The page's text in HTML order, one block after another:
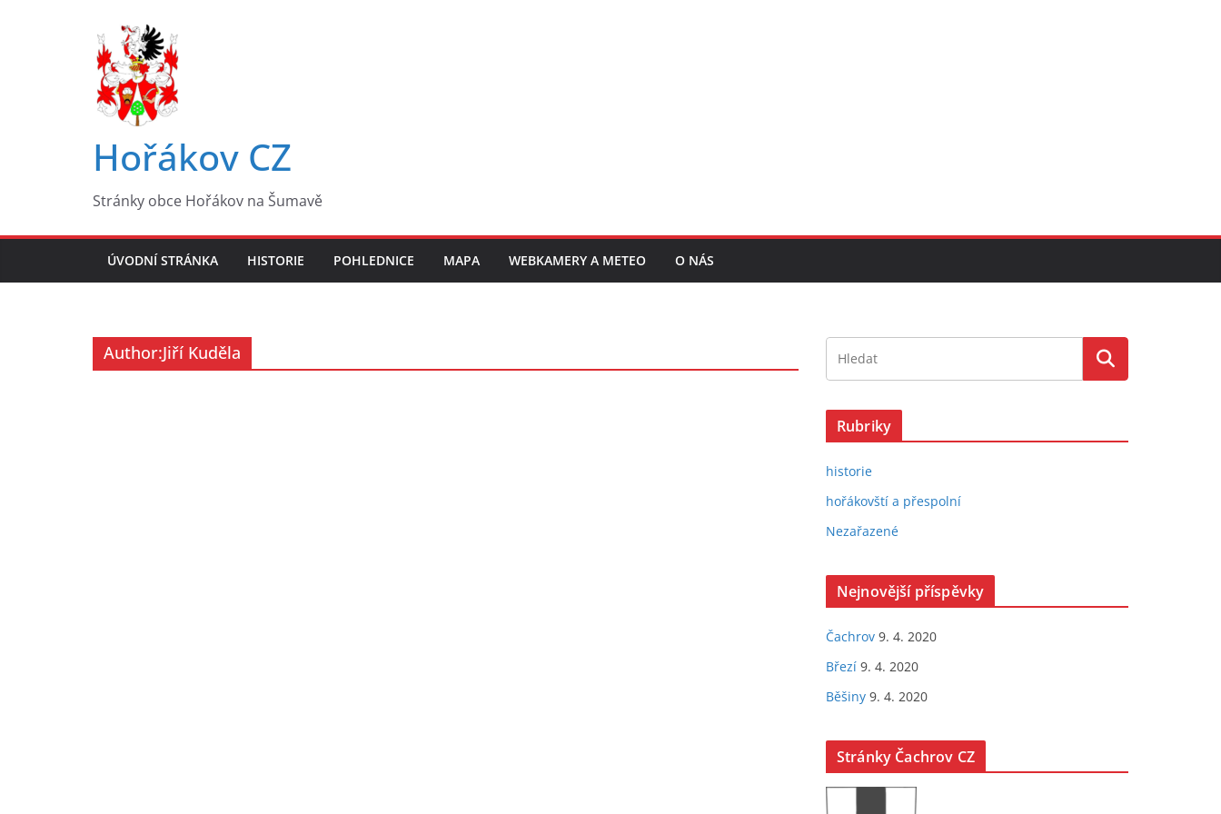
Hořákov CZ
Stránky obce Hořákov na Šumavě
ÚVODNÍ STRÁNKA HISTORIE POHLEDNICE MAPA WEBKAMERY A METEO O NÁS
Author:Jiří Kuděla
Rubriky
historie
hořákovští a přespolní
Nezařazené
Nejnovější příspěvky
Čachrov 9. 4. 2020
Březí 9. 4. 2020
Běšiny 9. 4. 2020
Stránky Čachrov CZ